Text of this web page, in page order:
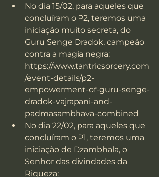
No dia 15/02, para aqueles que
concluíram o P2, teremos uma
iniciação muito secreta, do
Guru Senge Dradok, campeão
contra a magia negra:
https://www.tantricsorcery.com
/event-details/p2-
empowerment-of-guru-senge-
dradok-vajrapani-and-
padmasambhava-combined
No dia 22/02, para aqueles que
concluíram o P1, teremos uma
iniciação de Dzambhala, o
Senhor das divindades da
Riqueza: